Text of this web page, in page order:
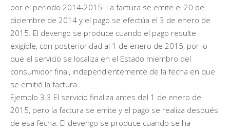
por el periodo 2014-2015. La factura se emite el 20 de
diciembre de 2014 y el pago se efectúa el 3 de enero de
2015. El devengo se produce cuando el pago resulte
exigible, con posterioridad al 1 de enero de 2015, por lo
que el servicio se localiza en el Estado miembro del
consumidor final, independientemente de la fecha en que
se emitió la factura
Ejemplo 3.3 El servicio finaliza antes del 1 de enero de
2015, pero la factura se emite y el pago se realiza después
de esa fecha. El devengo se produce cuando se ha